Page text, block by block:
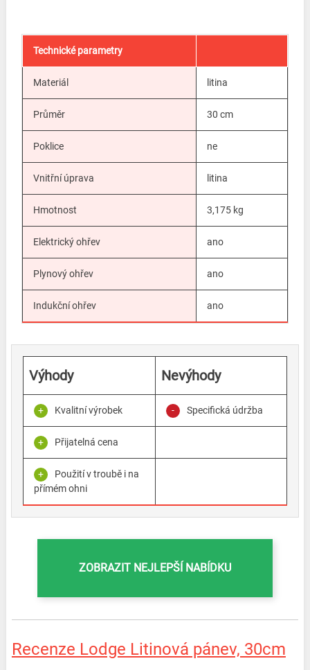
Technické parametry
Materiál litina
Průměr 30 cm
Poklice ne
Vnitřní úprava litina
Hmotnost 3,175 kg
Elektrický ohřev ano
Plynový ohřev ano
Indukční ohřev ano
Výhody Nevýhody
Kvalitní výrobek Specifická údržba
Přijatelná cena
Použití v troubě i na
přímém ohni
ZOBRAZIT NEJLEPŠÍ NABÍDKU
Recenze Lodge Litinová pánev, 30cm